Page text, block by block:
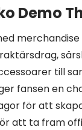
Demo
till
fansen en
för att
att ta fram